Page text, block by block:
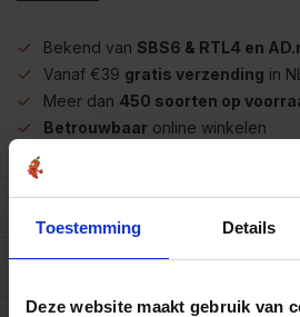
Toestemming Details
Deze website maakt gebruik van
Bekend van SBS6 & RTL4 en
Vanaf €39 gratis verzending in
Meer dan 450 soorten op
Betrouwbaar online winkelen
Reviews